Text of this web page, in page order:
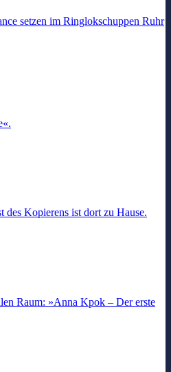
setzen im Ringlokschuppen Ruhr
Kopierens ist dort zu Hause.
Raum: »Anna Kpok – Der erste